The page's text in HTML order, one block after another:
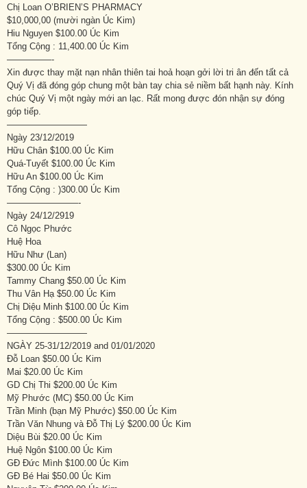
Chị Loan O’BRIEN’S PHARMACY
$10,000,00 (mười ngàn Úc Kim)
Hiu Nguyen $100.00 Úc Kim
Tổng Cộng : 11,400.00 Úc Kim
—————-
Xin được thay mặt nạn nhân thiên tai hoả hoạn gởi lời tri ân đến tất cả
Quý Vị đã đóng góp chung một bàn tay chia sẻ niềm bất hạnh này. Kính
chúc Quý Vị một ngày mới an lạc. Rất mong được đón nhận sự đóng
góp tiếp.
—————————
Ngày 23/12/2019
Hữu Chân $100.00 Úc Kim
Quá-Tuyết $100.00 Úc Kim
Hữu An $100.00 Úc Kim
Tổng Cộng : )300.00 Úc Kim
————————-
Ngày 24/12/2919
Cô Ngọc Phước
Huệ Hoa
Hữu Như (Lan)
$300.00 Úc Kim
Tammy Chang $50.00 Úc Kim
Thu Vân Hạ $50.00 Úc Kim
Chị Diệu Minh $100.00 Úc Kim
Tổng Cộng : $500.00 Úc Kim
—————————
NGÀY 25-31/12/2019 and 01/01/2020
Đỗ Loan $50.00 Úc Kim
Mai $20.00 Úc Kim
GD Chị Thi $200.00 Úc Kim
Mỹ Phước (MC) $50.00 Úc Kim
Trần Minh (bạn Mỹ Phước) $50.00 Úc Kim
Trần Văn Nhung và Đỗ Thị Lý $200.00 Úc Kim
Diệu Bùi $20.00 Úc Kim
Huệ Ngôn $100.00 Úc Kim
GĐ Đức Mình $100.00 Úc Kim
GĐ Bé Hai $50.00 Úc Kim